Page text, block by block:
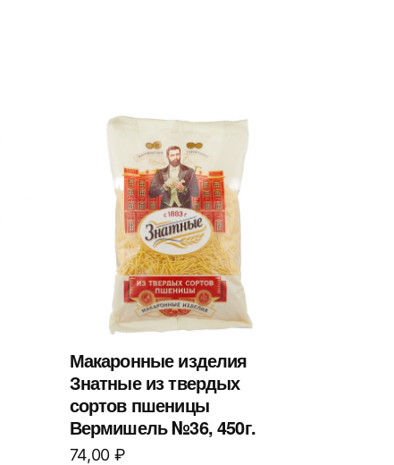
Макаронные изделия
Знатные из твердых
сортов пшеницы
Вермишель №36, 450г.
74,00 ₽